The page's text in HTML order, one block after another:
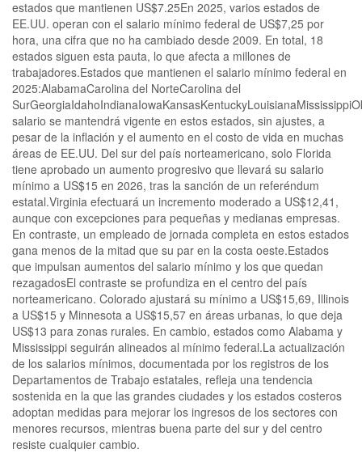
estados que mantienen US$7.25En 2025, varios estados de
EE.UU. operan con el salario mínimo federal de US$7,25 por
hora, una cifra que no ha cambiado desde 2009. En total, 18
estados siguen esta pauta, lo que afecta a millones de
trabajadores.Estados que mantienen el salario mínimo federal en
2025:AlabamaCarolina del NorteCarolina del
salario se mantendrá vigente en estos estados, sin ajustes, a
pesar de la inflación y el aumento en el costo de vida en muchas
áreas de EE.UU. Del sur del país norteamericano, solo Florida
tiene aprobado un aumento progresivo que llevará su salario
mínimo a US$15 en 2026, tras la sanción de un referéndum
estatal.Virginia efectuará un incremento moderado a US$12,41,
aunque con excepciones para pequeñas y medianas empresas.
En contraste, un empleado de jornada completa en estos estados
gana menos de la mitad que su par en la costa oeste.Estados
que impulsan aumentos del salario mínimo y los que quedan
rezagadosEl contraste se profundiza en el centro del país
norteamericano. Colorado ajustará su mínimo a US$15,69, Illinois
a US$15 y Minnesota a US$15,57 en áreas urbanas, lo que deja
US$13 para zonas rurales. En cambio, estados como Alabama y
Mississippi seguirán alineados al mínimo federal.La actualización
de los salarios mínimos, documentada por los registros de los
Departamentos de Trabajo estatales, refleja una tendencia
sostenida en la que las grandes ciudades y los estados costeros
adoptan medidas para mejorar los ingresos de los sectores con
menores recursos, mientras buena parte del sur y del centro
resiste cualquier cambio.